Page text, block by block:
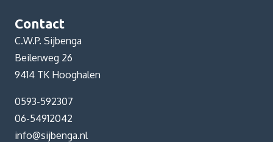
Contact
C.W.P. Sijbenga
Beilerweg 26
9414 TK Hooghalen
0593-592307
06-54912042
info@sijbenga.nl